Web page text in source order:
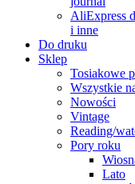
AliExpress
i inne
Do druku
Sklep
Tosiakowe
Wszystkie
Nowości
Vintage
Reading/
Pory roku
Lato